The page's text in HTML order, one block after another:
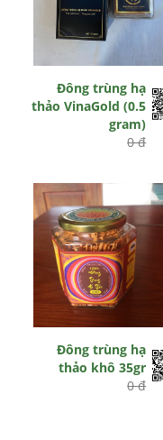
Đông trùng hạ
thảo VinaGold (0.5
gram)
0 đ
Đông trùng hạ
thảo khô 35gr
0 đ